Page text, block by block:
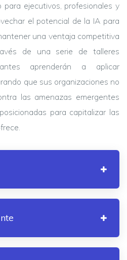
ejecutivos, profesionales y
el potencial de la IA para
una ventaja competitiva
de una serie de talleres
aprenderán a aplicar
que sus organizaciones no
las amenazas emergentes
para capitalizar las